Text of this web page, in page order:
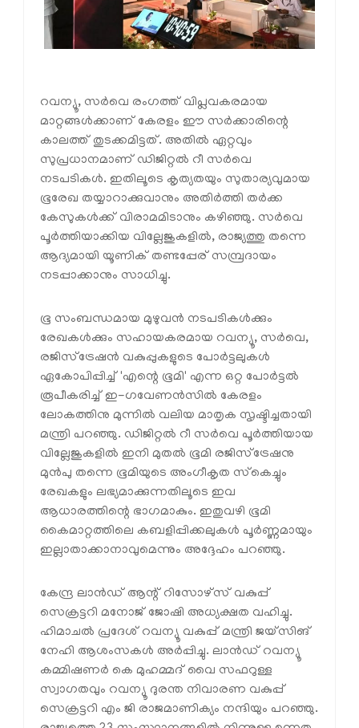
റവന്യൂ, സർവെ രംഗത്ത് വിപ്ലവകരമായ
മാറ്റങ്ങൾക്കാണ് കേരളം ഈ സർക്കാരിന്റെ
കാലത്ത് തുടക്കമിട്ടത്. അതിൽ ഏറ്റവും
സുപ്രധാനമാണ് ഡിജിറ്റൽ റീ സർവെ
നടപടികൾ. ഇതിലൂടെ കൃത്യതയും സുതാര്യവുമായ
ഭൂരേഖ തയ്യാറാക്കുവാനും അതിർത്തി തർക്ക
കേസുകൾക്ക് വിരാമമിടാനും കഴിഞ്ഞു. സർവെ
പൂർത്തിയാക്കിയ വില്ലേജുകളിൽ, രാജ്യത്തു തന്നെ
ആദ്യമായി യൂണിക് തണ്ടപ്പേര് സമ്പ്രദായം
നടപ്പാക്കാനും സാധിച്ചു.
ഭൂ സംബന്ധമായ മുഴുവൻ നടപടികൾക്കും
രേഖകൾക്കും സഹായകരമായ റവന്യൂ, സർവെ,
രജിസ്‌ട്രേഷൻ വകുപ്പുകളുടെ പോർട്ടലുകൾ
ഏകോപിപ്പിച്ച് 'എന്റെ ഭൂമി' എന്ന ഒറ്റ പോർട്ടൽ
രൂപീകരിച്ച് ഇ-ഗവേണൻസിൽ കേരളം
ലോകത്തിനു മുന്നിൽ വലിയ മാതൃക സൃഷ്ടിച്ചതായി
മന്ത്രി പറഞ്ഞു. ഡിജിറ്റൽ റീ സർവെ പൂർത്തിയായ
വില്ലേജുകളിൽ ഇനി മുതൽ ഭൂമി രജിസ്‌ട്രേഷനു
മുൻപു തന്നെ ഭൂമിയുടെ അംഗീകൃത സ്‌കെച്ചും
രേഖകളും ലഭ്യമാക്കുന്നതിലൂടെ ഇവ
ആധാരത്തിന്റെ ഭാഗമാകും. ഇതുവഴി ഭൂമി
കൈമാറ്റത്തിലെ കബളിപ്പിക്കലുകൾ പൂർണ്ണമായും
ഇല്ലാതാക്കാനാവുമെന്നും അദ്ദേഹം പറഞ്ഞു.
കേന്ദ്ര ലാൻഡ് ആന്റ് റിസോഴ്‌സ് വകുപ്പ്
സെക്രട്ടറി മനോജ് ജോഷി അധ്യക്ഷത വഹിച്ചു.
ഹിമാചൽ പ്രദേശ് റവന്യൂ വകുപ്പ് മന്ത്രി ജയ്‌സിങ്
നേഹി ആശംസകൾ അർപ്പിച്ചു. ലാൻഡ് റവന്യൂ
കമ്മിഷണർ കെ മുഹമ്മദ് വൈ സഫറുള്ള
സ്വാഗതവും റവന്യൂ ദുരന്ത നിവാരണ വകുപ്പ്
സെക്രട്ടറി എം ജി രാജമാണിക്യം നന്ദിയും പറഞ്ഞു.